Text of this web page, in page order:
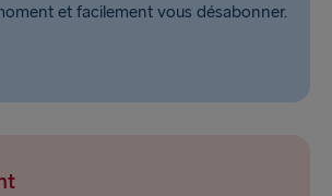
et facilement vous désabonner.